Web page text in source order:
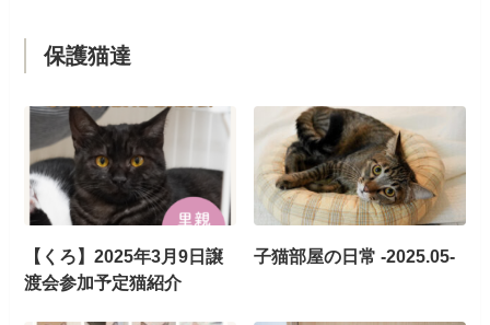
保護猫達
【くろ】2025年3月9日譲
渡会参加予定猫紹介
子猫部屋の日常 -2025.05-